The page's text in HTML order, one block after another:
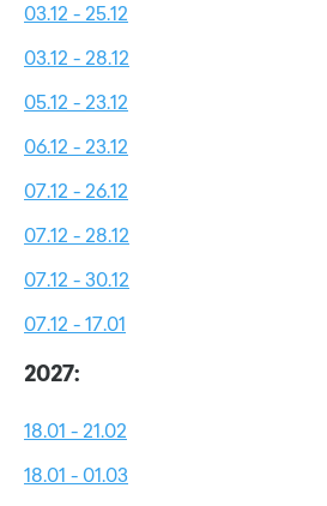
03.12 - 25.12
03.12 - 28.12
05.12 - 23.12
06.12 - 23.12
07.12 - 26.12
07.12 - 28.12
07.12 - 30.12
07.12 - 17.01
2027:
18.01 - 21.02
18.01 - 01.03